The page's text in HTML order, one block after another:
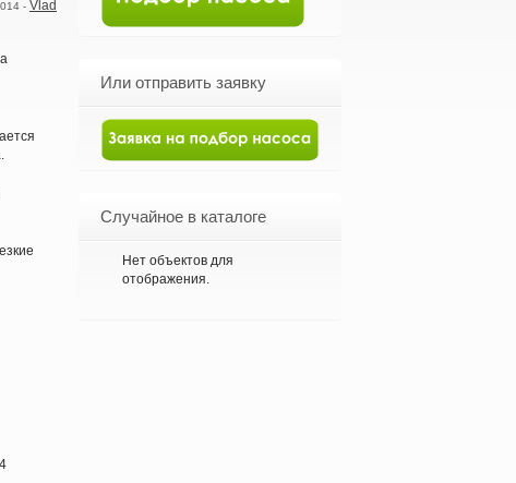
Или отправить заявку
Случайное в каталоге
Нет объектов для
отображения.
- Vlad